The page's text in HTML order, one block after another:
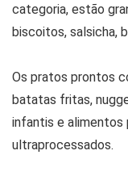
categoria, estão
biscoitos, salsicha,
Os pratos prontos
batatas fritas,
infantis e alimentos
ultraprocessados.